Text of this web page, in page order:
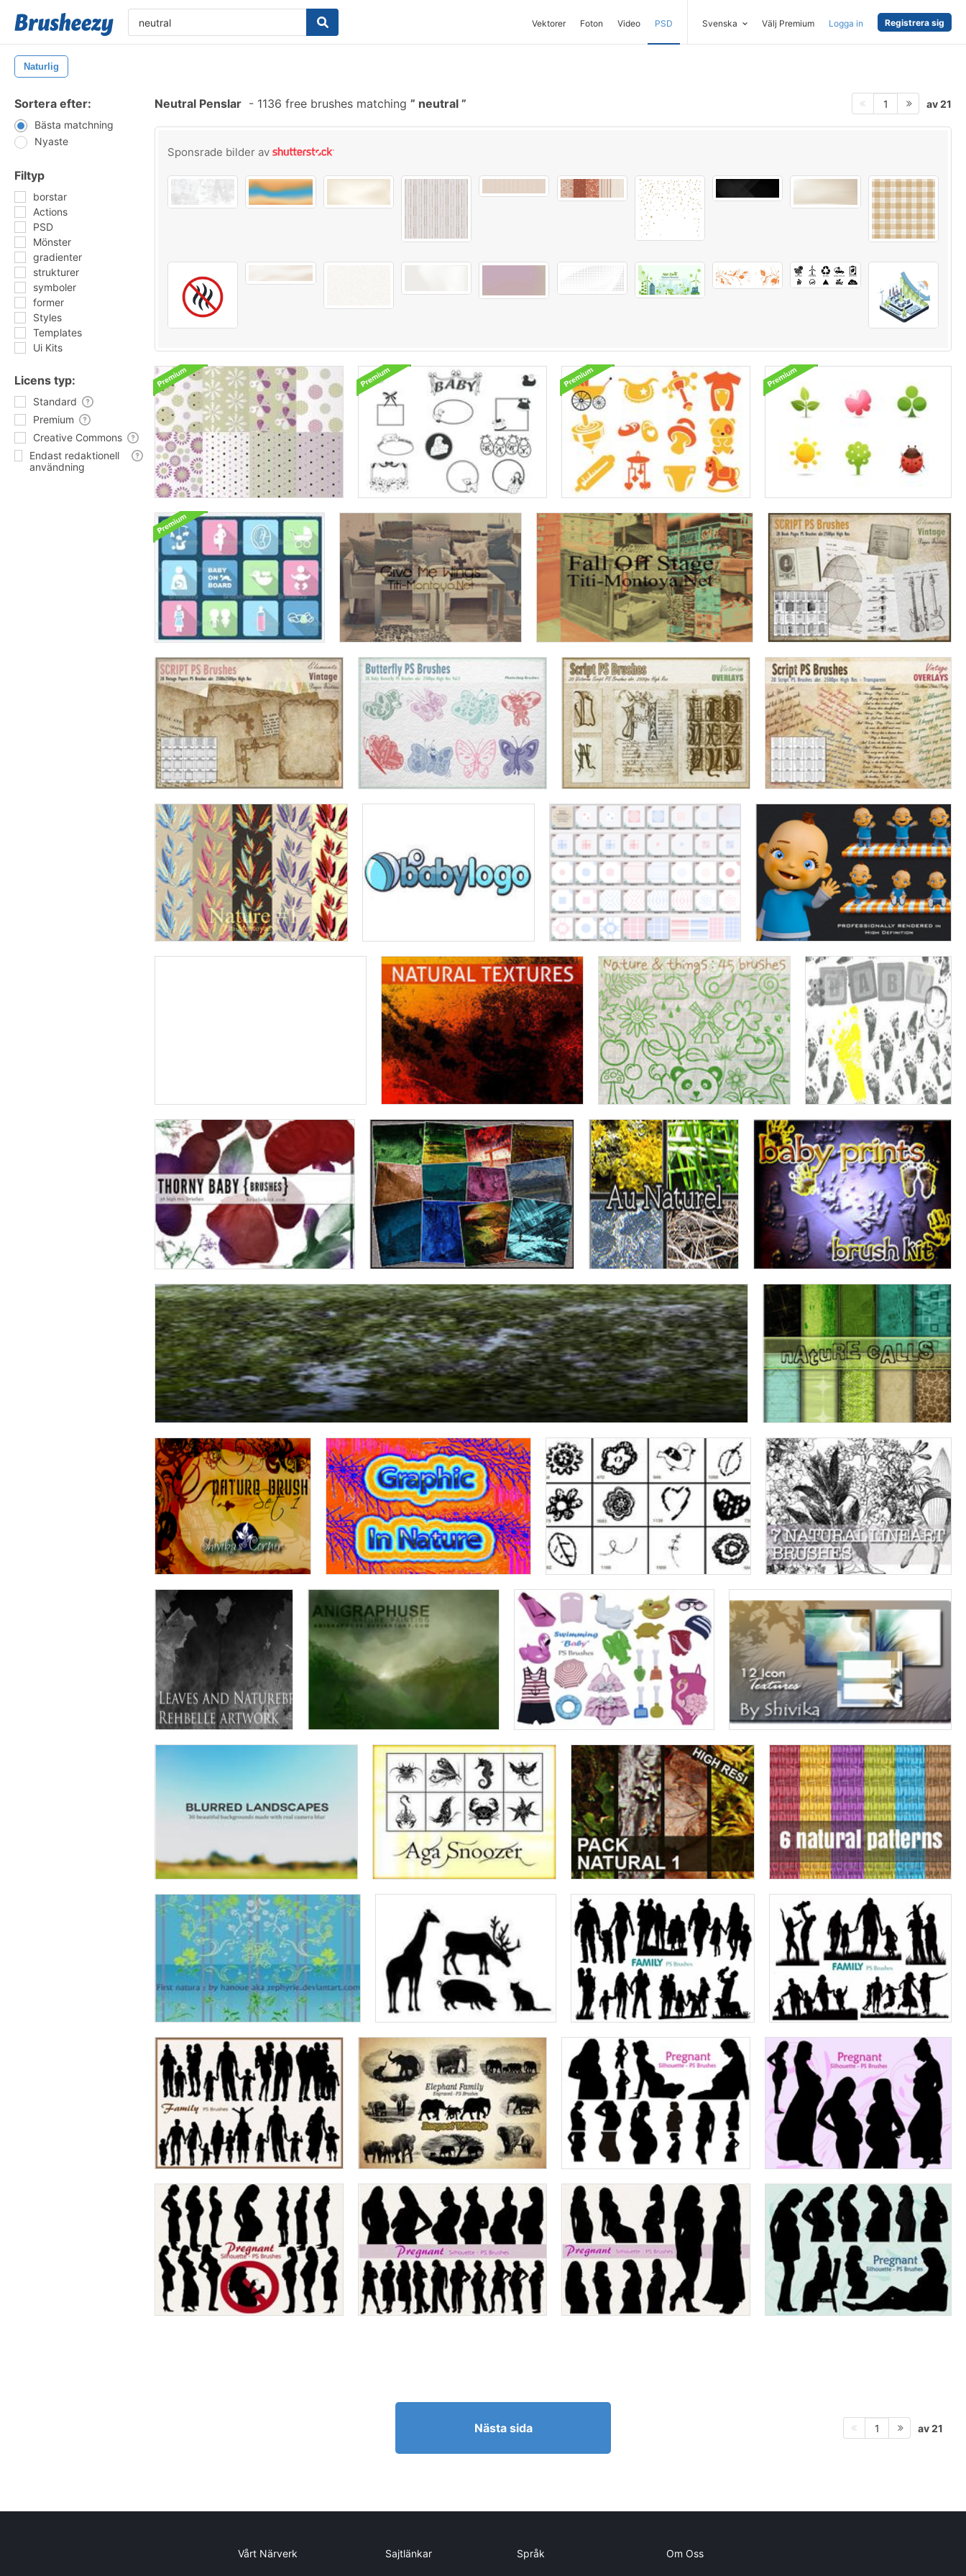
Vektorer Foton Video PSD Svenska Välj Premium Logga in Registrera sig
Naturlig
Sortera efter:
Bästa matchning
Nyaste
Filtyp
borstar
Actions
PSD
Mönster
gradienter
strukturer
symboler
former
Styles
Templates
Ui Kits
Licens typ:
Standard
Premium
Creative Commons
Endast redaktionell
användning
Neutral Penslar - 1136 free brushes matching neutral 1 av 21
Sponsrade bilder av
Nästa sida 1 av 21
Vårt Närverk Sajtlänkar Språk Om Oss